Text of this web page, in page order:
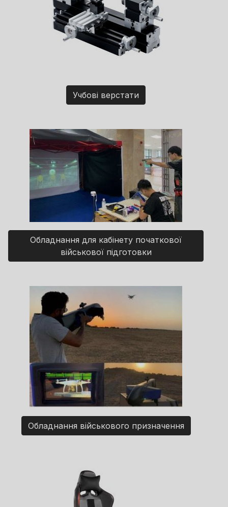
Учбові верстати
Обладнання для кабінету початкової
військової підготовки
Обладнання військового призначення